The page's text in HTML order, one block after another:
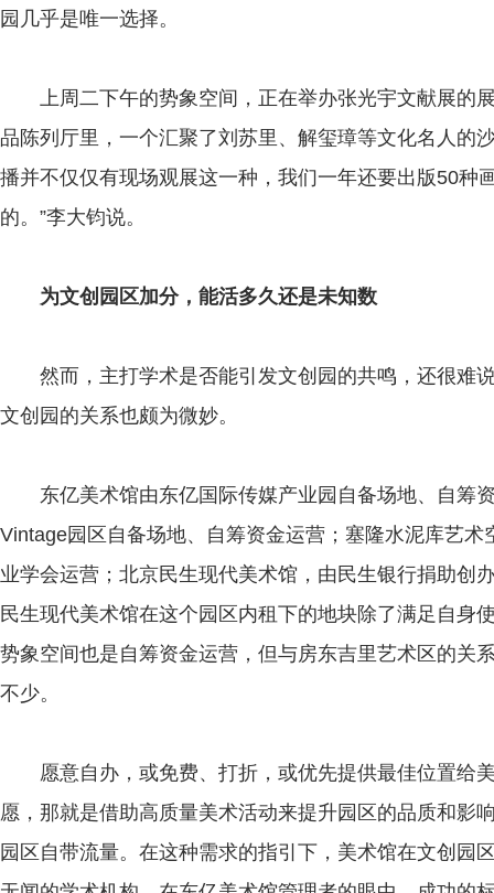
园几乎是唯一选择。
上周二下午的势象空间，正在举办张光宇文献展的
品陈列厅里，一个汇聚了刘苏里、解玺璋等文化名人的
播并不仅仅有现场观展这一种，我们一年还要出版50种
的。”李大钧说。
为文创园区加分，能活多久还是未知数
然而，主打学术是否能引发文创园的共鸣，还很难
文创园的关系也颇为微妙。
东亿美术馆由东亿国际传媒产业园自备场地、自筹
Vintage园区自备场地、自筹资金运营；塞隆水泥库艺
业学会运营；北京民生现代美术馆，由民生银行捐助创
民生现代美术馆在这个园区内租下的地块除了满足自身
势象空间也是自筹资金运营，但与房东吉里艺术区的关
不少。
愿意自办，或免费、打折，或优先提供最佳位置给
愿，那就是借助高质量美术活动来提升园区的品质和影
园区自带流量。在这种需求的指引下，美术馆在文创园